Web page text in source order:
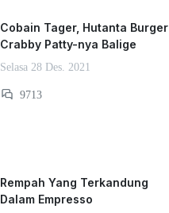
Cobain Tager, Hutanta Burger
Crabby Patty-nya Balige
Selasa 28 Des. 2021
9713
Rempah Yang Terkandung
Dalam Empresso